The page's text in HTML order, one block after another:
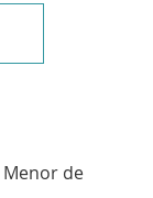
Menor de